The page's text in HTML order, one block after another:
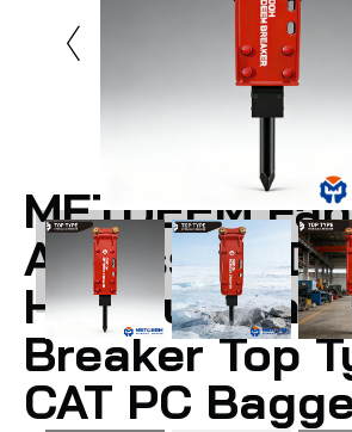
METDEEM
Anpassbar
Hydraulischer
Breaker Top
CAT PC